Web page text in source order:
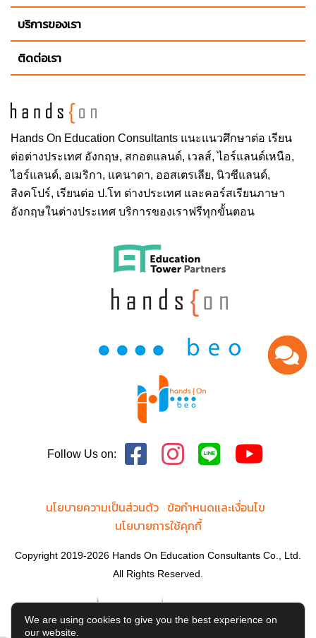
Hands On Education Consultants แนะแนวศึกษาต่อ เรียน
ต่อต่างประเทศ อังกฤษ, สกอตแลนด์, เวลส์, ไอร์แลนด์เหนือ,
ไอร์แลนด์, อเมริกา, แคนาดา, ออสเตรเลีย, นิวซีแลนด์,
สิงคโปร์, เรียนต่อ ป.โท ต่างประเทศ และคอร์สเรียนภาษา
อังกฤษในต่างประเทศ บริการของเราฟรีทุกขั้นตอน
บริการของเรา
ติดต่อเรา
Follow Us on:
นโยบายความเป็นส่วนตัว ข้อกำหนดและเงื่อนไข
นโยบายการใช้คุกกี้
Copyright 2019-2026 Hands On Education Consultants Co., Ltd.
All Rights Reserved.
We are using cookies to give you the best experience on
our website.